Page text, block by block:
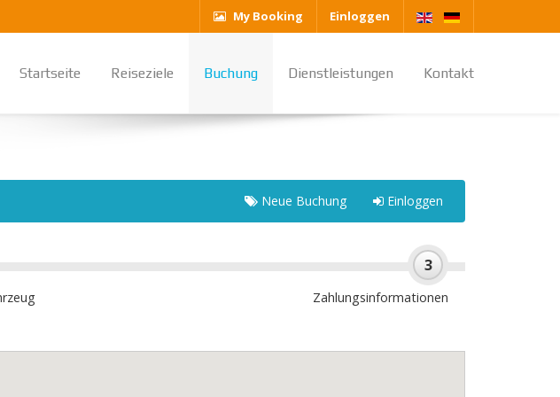
My Booking Einloggen
Startseite Reiseziele Buchung Dienstleistungen Kontakt
Einloggen
Neue Buchung
3
Zahlungsinformationen